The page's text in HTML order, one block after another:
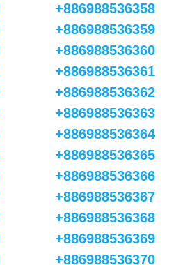
+886988536358
+886988536359
+886988536360
+886988536361
+886988536362
+886988536363
+886988536364
+886988536365
+886988536366
+886988536367
+886988536368
+886988536369
+886988536370